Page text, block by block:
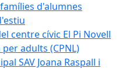
d'alumnes
centre cívic El Pi Novell
adults (CPNL)
SAV Joana Raspall i